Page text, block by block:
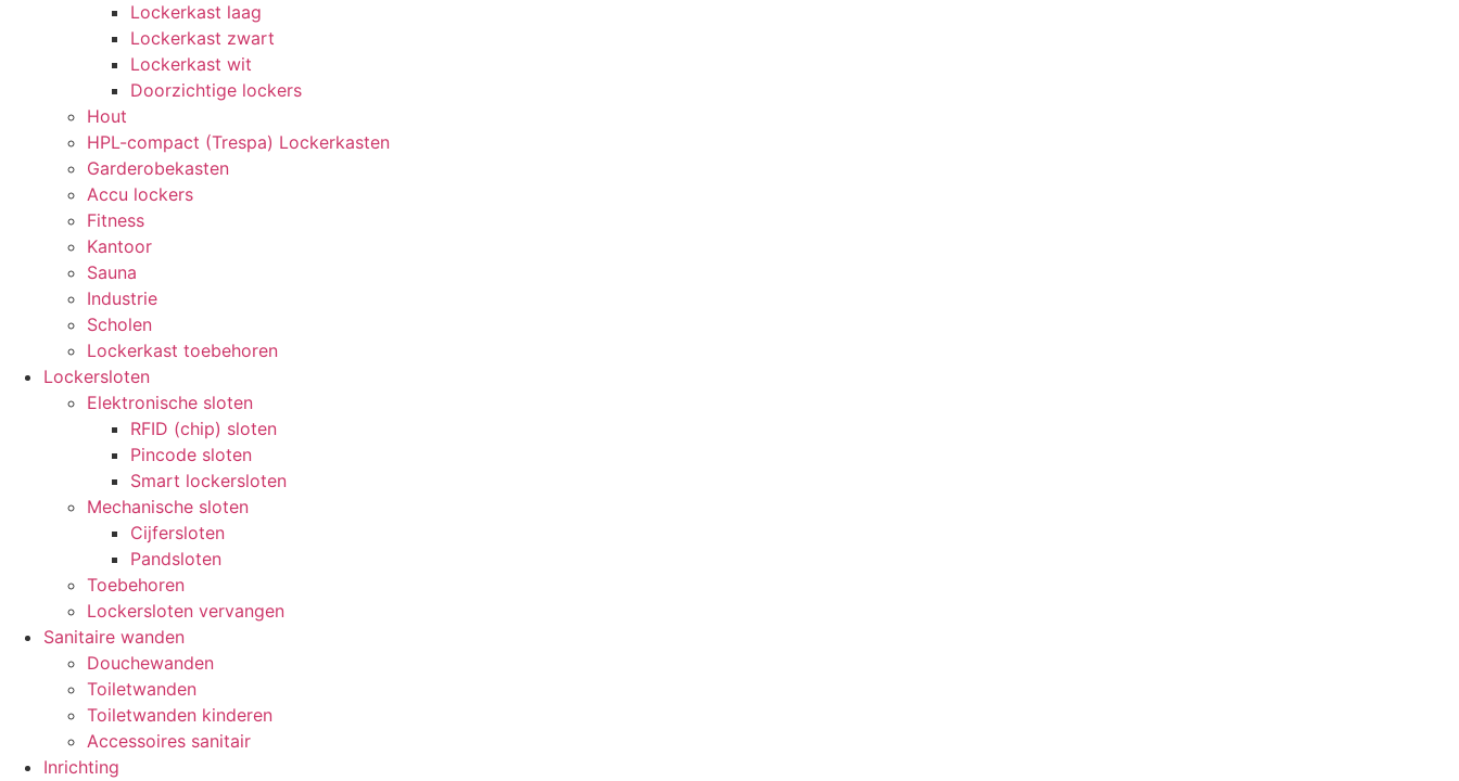
Lockerkast laag
Lockerkast zwart
Lockerkast wit
Doorzichtige lockers
Hout
HPL-compact (Trespa) Lockerkasten
Garderobekasten
Accu lockers
Fitness
Kantoor
Sauna
Industrie
Scholen
Lockerkast toebehoren
Lockersloten
Elektronische sloten
RFID (chip) sloten
Pincode sloten
Smart lockersloten
Mechanische sloten
Cijfersloten
Pandsloten
Toebehoren
Lockersloten vervangen
Sanitaire wanden
Douchewanden
Toiletwanden
Toiletwanden kinderen
Accessoires sanitair
Inrichting